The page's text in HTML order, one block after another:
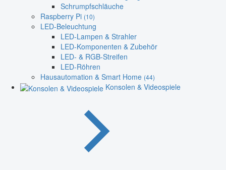
Schrumpfschläuche
Raspberry Pi (10)
LED-Beleuchtung
LED-Lampen & Strahler
LED-Komponenten & Zubehör
LED- & RGB-Streifen
LED-Röhren
Hausautomation & Smart Home (44)
Konsolen & Videospiele